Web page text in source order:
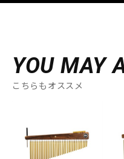
YOU MAY
こちらもオススメ